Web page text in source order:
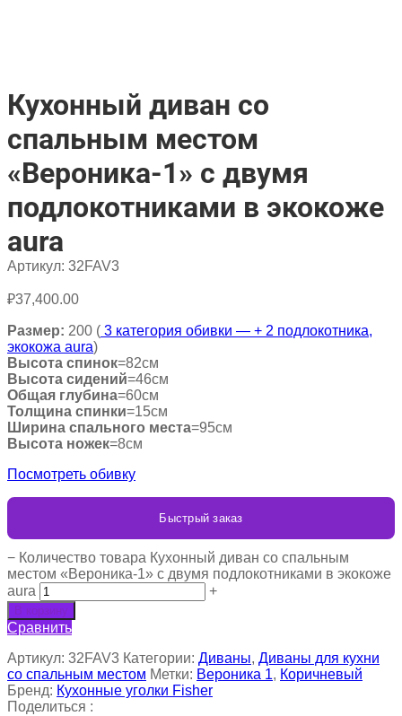
Кухонный диван со
спальным местом
«Вероника-1» с двумя
подлокотниками в экокоже
aura
Артикул: 32FAV3
₽37,400.00
Размер: 200 ( 3 категория обивки — + 2 подлокотника,
экокожа aura)
Высота спинок=82см
Высота сидений=46см
Общая глубина=60см
Толщина спинки=15см
Ширина спального места=95см
Высота ножек=8см
Посмотреть обивку
Быстрый заказ
− Количество товара Кухонный диван со спальным
местом «Вероника-1» с двумя подлокотниками в экокоже
aura
+
В корзину
Сравнить
Артикул: 32FAV3 Категории: Диваны, Диваны для кухни
со спальным местом Метки: Вероника 1, Коричневый
Бренд: Кухонные уголки Fisher
Поделиться :